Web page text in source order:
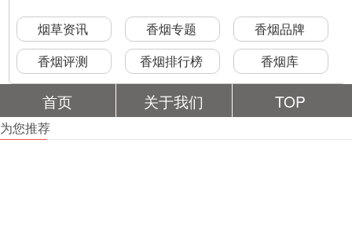
烟草资讯 香烟专题
香烟品牌
香烟评测
香烟排行榜 香烟库
首页 关于我们 TOP
为您推荐